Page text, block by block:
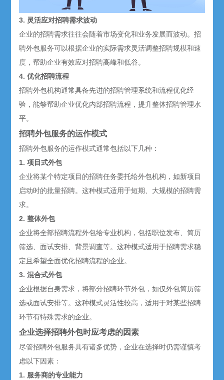
3. 灵活应对招聘需求波动
企业的招聘需求往往会随着市场变化和业务发展而波动。招
聘外包服务可以根据企业的实际需求灵活调整招聘规模和速
度，帮助企业有效应对招聘高峰和低谷。
4. 优化招聘流程
招聘外包机构通常具备先进的招聘管理系统和流程优化经
验，能够帮助企业优化内部招聘流程，提升整体招聘管理水
平。
招聘外包服务的运作模式
招聘外包服务的运作模式通常包括以下几种：
1. 项目式外包
企业将某个特定项目的招聘任务委托给外包机构，如新项目
启动时的批量招聘。这种模式适用于短期、大规模的招聘需
求。
2. 整体外包
企业将全部招聘流程外包给专业机构，包括职位发布、简历
筛选、面试安排、背景调查等。这种模式适用于招聘需求稳
定且希望全面优化招聘流程的企业。
3. 混合式外包
企业根据自身需求，将部分招聘环节外包，如仅外包简历筛
选或面试安排等。这种模式灵活性较高，适用于对某些招聘
环节有特殊需求的企业。
企业选择招聘外包时应考虑的因素
尽管招聘外包服务具有诸多优势，企业在选择时仍需谨慎考
虑以下因素：
1. 服务商的专业能力